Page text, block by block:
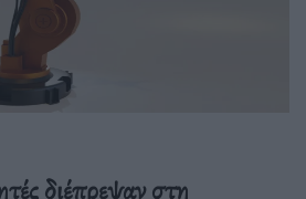
διέπρεψαν στη